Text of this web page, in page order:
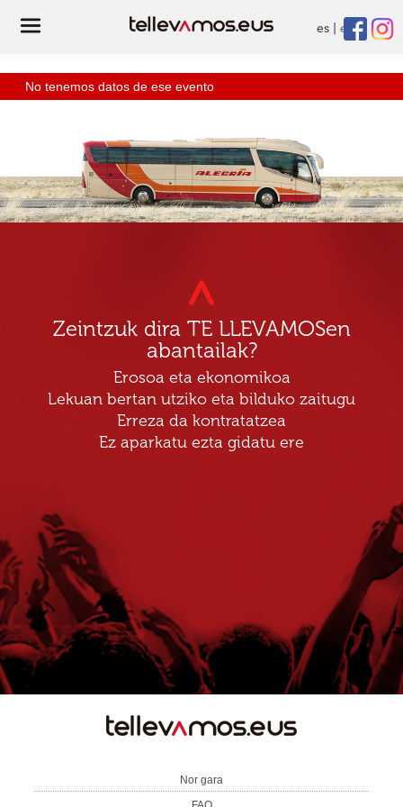
es eu
No tenemos datos de ese evento
Zeintzuk dira TE LLEVAMOSen
abantailak?
Erosoa eta ekonomikoa
Lekuan bertan utziko eta bilduko zaitugu
Erreza da kontratatzea
Ez aparkatu ezta gidatu ere
Nor gara